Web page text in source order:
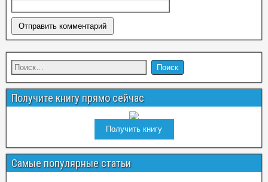
Получите книгу прямо сейчас
Получить книгу
Самые популярные статьи